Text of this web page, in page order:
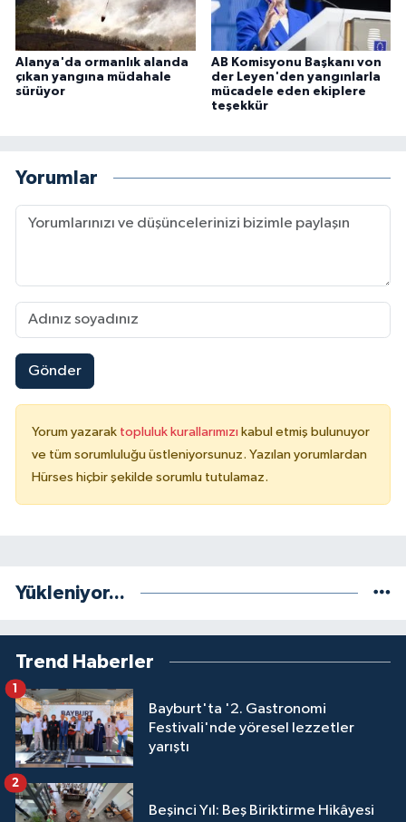
Alanya'da ormanlık alanda
çıkan yangına müdahale
sürüyor
AB Komisyonu Başkanı von
der Leyen'den yangınlarla
mücadele eden ekiplere
teşekkür
Yorumlar
Gönder
Yorum yazarak topluluk kurallarımızı kabul etmiş bulunuyor
ve tüm sorumluluğu üstleniyorsunuz. Yazılan yorumlardan
Hürses hiçbir şekilde sorumlu tutulamaz.
Yükleniyor...
Trend Haberler
Bayburt'ta '2. Gastronomi
Festivali'nde yöresel lezzetler
yarıştı
1
Beşinci Yıl: Beş Biriktirme Hikâyesi
2